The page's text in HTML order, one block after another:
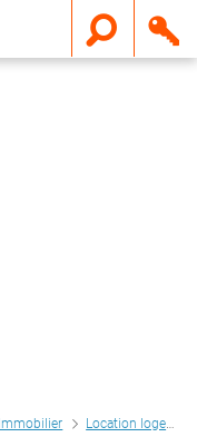
Immobilier Location logement